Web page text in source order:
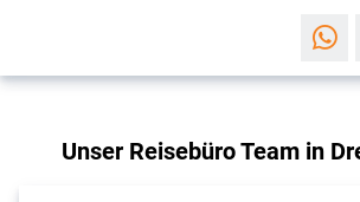
Unser Reisebüro Team in